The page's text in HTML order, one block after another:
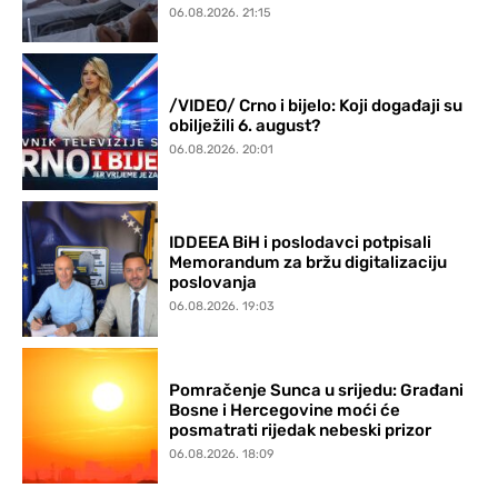
06.08.2026. 21:15
/VIDEO/ Crno i bijelo: Koji događaji su
obilježili 6. august?
06.08.2026. 20:01
IDDEEA BiH i poslodavci potpisali
Memorandum za bržu digitalizaciju
poslovanja
06.08.2026. 19:03
Pomračenje Sunca u srijedu: Građani
Bosne i Hercegovine moći će
posmatrati rijedak nebeski prizor
06.08.2026. 18:09